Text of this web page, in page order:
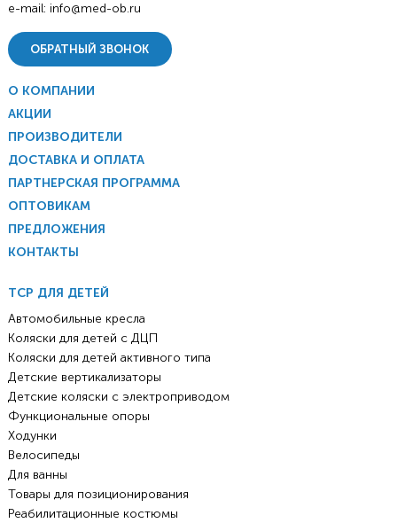
e-mail: info@med-ob.ru
ОБРАТНЫЙ ЗВОНОК
О КОМПАНИИ
АКЦИИ
ПРОИЗВОДИТЕЛИ
ДОСТАВКА И ОПЛАТА
ПАРТНЕРСКАЯ ПРОГРАММА
ОПТОВИКАМ
ПРЕДЛОЖЕНИЯ
КОНТАКТЫ
ТСР ДЛЯ ДЕТЕЙ
Автомобильные кресла
Коляски для детей с ДЦП
Коляски для детей активного типа
Детские вертикализаторы
Детские коляски с электроприводом
Функциональные опоры
Ходунки
Велосипеды
Для ванны
Товары для позиционирования
Реабилитационные костюмы